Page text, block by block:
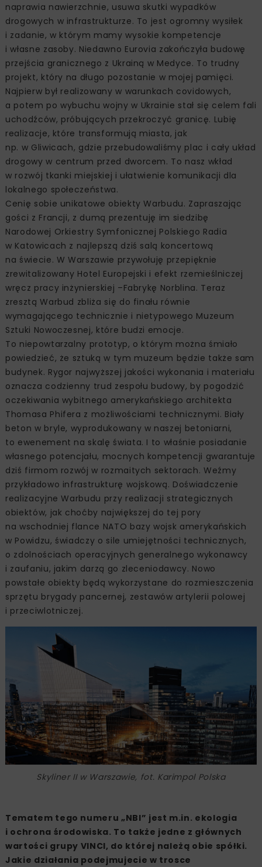
naprawia nawierzchnie, usuwa skutki wypadków
drogowych w infrastrukturze. To jest ogromny wysiłek
i zadanie, w którym mamy wysokie kompetencje
i własne zasoby. Niedawno Eurovia zakończyła budowę
przejścia granicznego z Ukrainą w Medyce. To trudny
projekt, który na długo pozostanie w mojej pamięci.
Najpierw był realizowany w warunkach covidowych,
a potem po wybuchu wojny w Ukrainie stał się celem fali
uchodźców, próbujących przekroczyć granicę. Lubię
realizacje, które transformują miasta, jak
np. w Gliwicach, gdzie przebudowaliśmy plac i cały układ
drogowy w centrum przed dworcem. To nasz wkład
w rozwój tkanki miejskiej i ułatwienie komunikacji dla
lokalnego społeczeństwa.
Cenię sobie unikatowe obiekty Warbudu. Zapraszając
gości z Francji, z dumą prezentuję im siedzibę
Narodowej Orkiestry Symfonicznej Polskiego Radia
w Katowicach z najlepszą dziś salą koncertową
na świecie. W Warszawie przywołuję przepięknie
zrewitalizowany Hotel Europejski i efekt rzemieślniczej
wręcz pracy inżynierskiej –Fabrykę Norblina. Teraz
zresztą Warbud zbliża się do finału równie
wymagającego technicznie i nietypowego Muzeum
Sztuki Nowoczesnej, które budzi emocje.
To niepowtarzalny prototyp, o którym można śmiało
powiedzieć, że sztuką w tym muzeum będzie także sam
budynek. Rygor najwyższej jakości wykonania i materiału
oznacza codzienny trud zespołu budowy, by pogodzić
oczekiwania wybitnego amerykańskiego architekta
Thomasa Phifera z możliwościami technicznymi. Biały
beton w bryle, wyprodukowany w naszej betoniarni,
to ewenement na skalę świata. I to właśnie posiadanie
własnego potencjału, mocnych kompetencji gwarantuje
dziś firmom rozwój w rozmaitych sektorach. Weźmy
przykładowo infrastrukturę wojskową. Doświadczenie
realizacyjne Warbudu przy realizacji strategicznych
obiektów, jak choćby największej do tej pory
na wschodniej flance NATO bazy wojsk amerykańskich
w Powidzu, świadczy o sile umiejętności technicznych,
o zdolnościach operacyjnych generalnego wykonawcy
i zaufaniu, jakim darzą go zleceniodawcy. Nowo
powstałe obiekty będą wykorzystane do rozmieszczenia
sprzętu brygady pancernej, zestawów artylerii polowej
i przeciwlotniczej.
Skyliner II w Warszawie, fot. Karimpol Polska
Tematem tego numeru „NBI” jest m.in. ekologia
i ochrona środowiska. To także jedne z głównych
wartości grupy VINCI, do której należą obie spółki.
Jakie działania podejmujecie w trosce